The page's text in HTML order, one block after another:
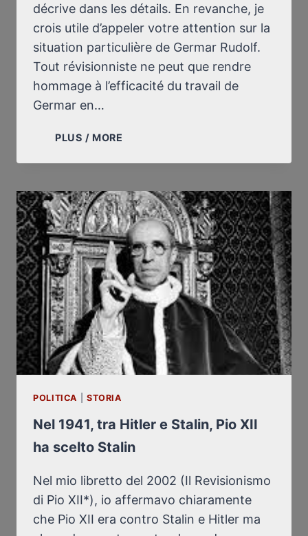
décrive dans les détails. En revanche, je
crois utile d’appeler votre attention sur la
situation particulière de Germar Rudolf.
Tout révisionniste ne peut que rendre
hommage à l’efficacité du travail de
Germar en…
PLUS / MORE
FAVEUR
GERMAR
RUDOLF
POLITICA STORIA
Nel 1941, tra Hitler e Stalin, Pio XII
ha scelto Stalin
Nel mio libretto del 2002 (Il Revisionismo
di Pio XII*), io affermavo chiaramente
che Pio XII era contro Stalin e Hitler ma